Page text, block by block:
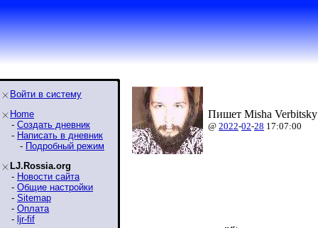
Войти в систему
Home
- Создать дневник
- Написать в дневник
- Подробный режим
LJ.Rossia.org
- Новости сайта
- Общие настройки
- Sitemap
- Оплата
- ljr-fif
Пишет Misha
@ 2022-02-28 17:07:00